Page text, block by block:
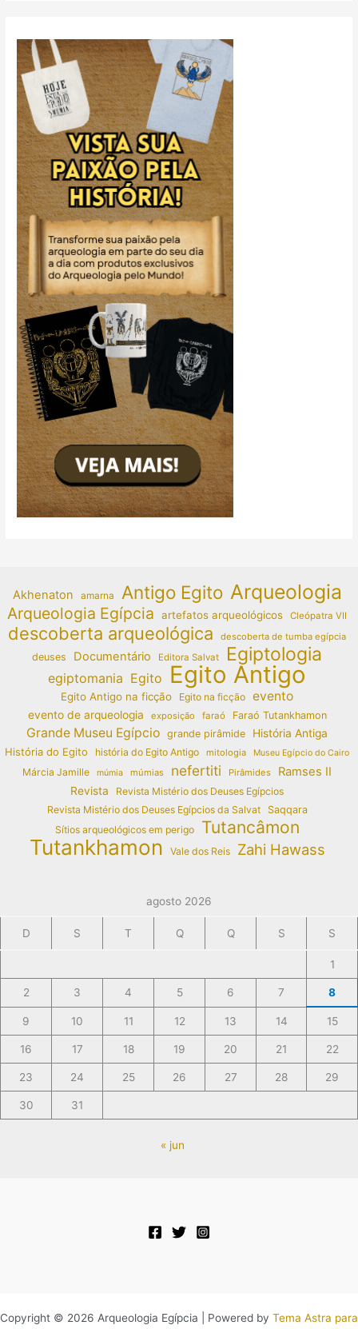
Akhenaton amarna Antigo Egito Arqueologia
Arqueologia Egípcia artefatos arqueológicos Cleópatra VII
descoberta arqueológica descoberta de tumba egípcia
deuses Documentário Editora Salvat Egiptologia
egiptomania Egito Egito Antigo
Egito Antigo na ficção Egito na ficção evento
evento de arqueologia exposição faraó Faraó Tutankhamon
Grande Museu Egípcio grande pirâmide
História Antiga
História do Egito
história do Egito Antigo mitologia Museu Egípcio do Cairo
Márcia Jamille múmia múmias nefertiti Pirâmides Ramses II
Revista
Revista Mistério dos Deuses Egípcios
Revista Mistério dos Deuses Egípcios da Salvat
Saqqara
Sítios arqueológicos em perigo
Tutancâmon
Tutankhamon Vale dos Reis Zahi Hawass
agosto 2026
D S T Q Q S S
1
2 3 4 5 6 7 8
9 10 11 12 13 14 15
16 17 18 19 20 21 22
23 24 25 26 27 28 29
30 31
« jun
Copyright © 2026 Arqueologia Egípcia | Powered by Tema Astra para